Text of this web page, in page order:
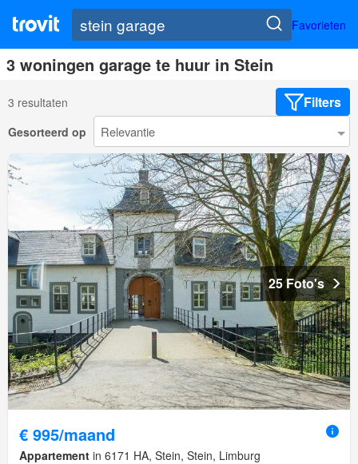
Favorieten
3 woningen garage te huur in Stein
3 resultaten Filters
Gesorteerd op
25 Foto's
€ 995/maand
Appartement in 6171 HA, Stein, Stein, Limburg